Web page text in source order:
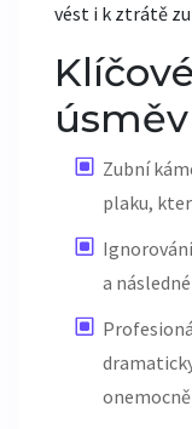
vést i k ztrátě
úsměv
Zubní
plaku,
a